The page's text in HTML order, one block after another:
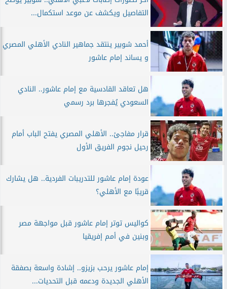
التفاصيل ويكشف عن موعد استكمال...
أحمد شوبير ينتقد جماهير النادي الأهلي المصري
و يساند إمام عاشور
هل تعاقد القادسية مع إمام عاشور.. النادي
السعودي يُفجرها برد رسمي
قرار مفاجئ.. الأهلي المصري يفتح الباب أمام
رحيل نجوم الفريق الأول
عودة إمام عاشور للتدريبات الفردية.. هل يشارك
قريبًا مع الأهلي؟
كواليس توتر إمام عاشور قبل مواجهة مصر
وبنين في أمم إفريقيا
إمام عاشور يرحب بزيزو.. إشادة واسعة بصفقة
الأهلي الجديدة ودعمه قبل التحديات...